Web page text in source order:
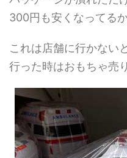
300円も安くなってる
これは店舗に行かない
行った時はおもちゃ売